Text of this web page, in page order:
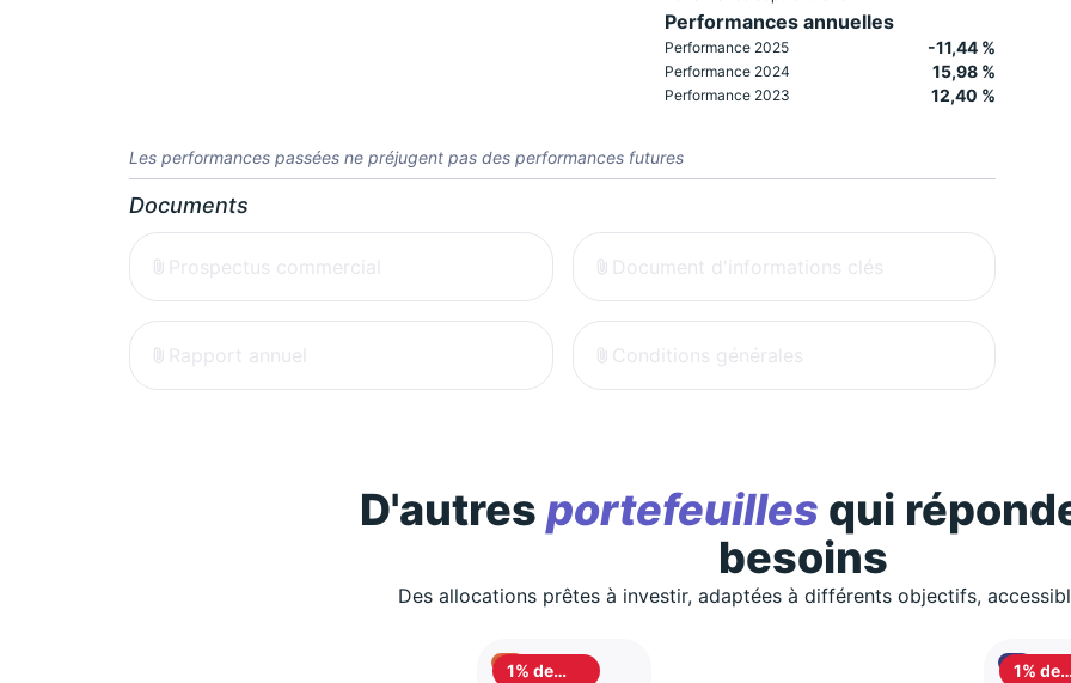
Performances annuelles
Performance 2025 -11,44 %
Performance 2024 15,98 %
Performance 2023 12,40 %
Les performances passées ne préjugent pas des performances futures
Documents
Prospectus commercial Document d'informations clés
Rapport annuel Conditions générales
D'autres portefeuilles qui
besoins
Des allocations prêtes à investir, adaptées à différents objectifs,
1% de
1% de